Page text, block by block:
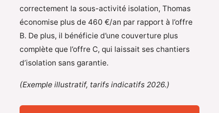
correctement la sous-activité isolation, Thomas
économise plus de 460 €/an par rapport à l’offre
B. De plus, il bénéficie d’une couverture plus
complète que l’offre C, qui laissait ses chantiers
d’isolation sans garantie.
(Exemple illustratif, tarifs indicatifs 2026.)